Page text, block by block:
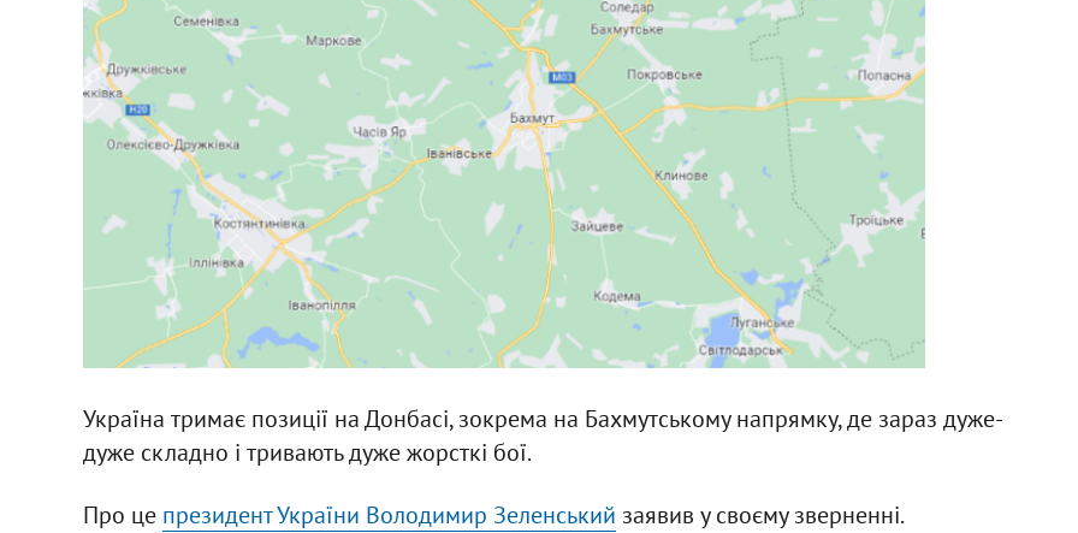
Україна тримає позиції на Донбасі, зокрема на Бахмутському напрямку, де зараз дуже-
дуже складно і тривають дуже жорсткі бої.
Про це президент України Володимир Зеленський заявив у своєму зверненні.